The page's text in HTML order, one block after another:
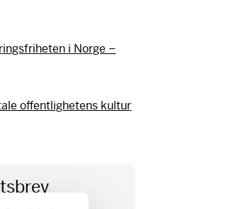
i Norge –
offentlighetens kultur